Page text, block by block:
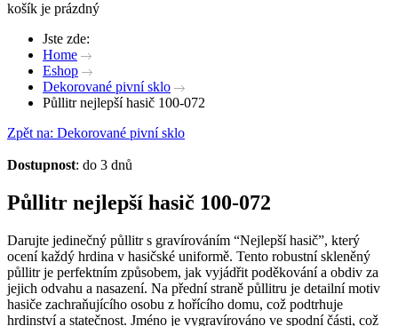
košík je prázdný
Jste zde:
Home
Eshop
Dekorované pivní sklo
Půllitr nejlepší hasič 100-072
Zpět na: Dekorované pivní sklo
Dostupnost: do 3 dnů
Půllitr nejlepší hasič 100-072
Darujte jedinečný půllitr s gravírováním “Nejlepší hasič”, který
ocení každý hrdina v hasičské uniformě. Tento robustní skleněný
půllitr je perfektním způsobem, jak vyjádřit poděkování a obdiv za
jejich odvahu a nasazení. Na přední straně půllitru je detailní motiv
hasiče zachraňujícího osobu z hořícího domu, což podtrhuje
hrdinství a statečnost. Jméno je vygravírováno ve spodní části, což